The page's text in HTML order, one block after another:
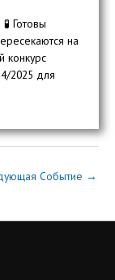
Готовы
на
конкурс
2025 для
Событие →